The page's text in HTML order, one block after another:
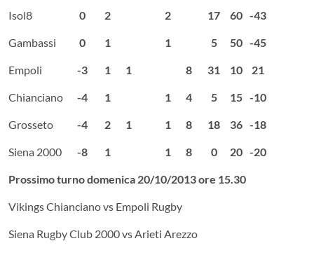
Isol8 0 2 2 17 60 -43
Gambassi 0 1 1 5 50 -45
Empoli -3 1 1 8 31 10 21
Chianciano -4 1 1 4 5 15 -10
Grosseto -4 2 1 1 8 18 36 -18
Siena 2000 -8 1 1 8 0 20 -20
Prossimo turno domenica 20/10/2013 ore 15.30
Vikings Chianciano vs Empoli Rugby
Siena Rugby Club 2000 vs Arieti Arezzo